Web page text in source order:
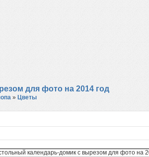
для фото на 2014 год
» Цветы